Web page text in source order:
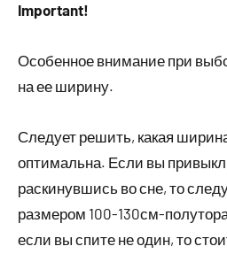
Important!
Особенное внимание при
на ее ширину.
Следует решить, какая
оптимальна. Если вы
раскинувшись во сне, то
размером 100-130см-
если вы спите не один, то